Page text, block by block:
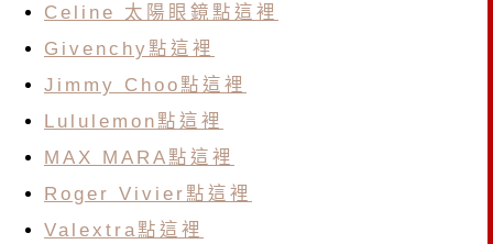
Celine 太陽眼鏡點這裡
Givenchy點這裡
Jimmy Choo點這裡
Lululemon點這裡
MAX MARA點這裡
Roger Vivier點這裡
Valextra點這裡